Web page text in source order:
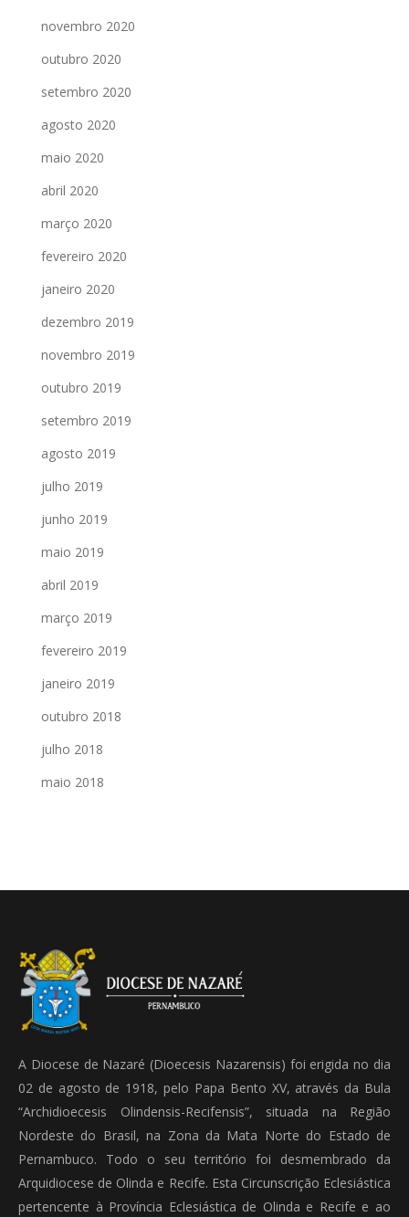
novembro 2020
outubro 2020
setembro 2020
agosto 2020
maio 2020
abril 2020
março 2020
fevereiro 2020
janeiro 2020
dezembro 2019
novembro 2019
outubro 2019
setembro 2019
agosto 2019
julho 2019
junho 2019
maio 2019
abril 2019
março 2019
fevereiro 2019
janeiro 2019
outubro 2018
julho 2018
maio 2018
A Diocese de Nazaré (Dioecesis Nazarensis) foi erigida no dia
02 de agosto de 1918, pelo Papa Bento XV, através da Bula
“Archidioecesis Olindensis-Recifensis”, situada na Região
Nordeste do Brasil, na Zona da Mata Norte do Estado de
Pernambuco. Todo o seu território foi desmembrado da
Arquidiocese de Olinda e Recife. Esta Circunscrição Eclesiástica
pertencente à Província Eclesiástica de Olinda e Recife e ao